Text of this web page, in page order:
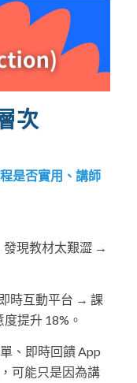
次
是否實用、講師
發現教材太艱澀 →
時互動平台 → 課
提升 18%。
、即時回饋 App
可能只是因為講